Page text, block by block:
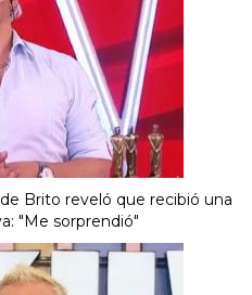
Brito reveló que recibió una
"Me sorprendió"